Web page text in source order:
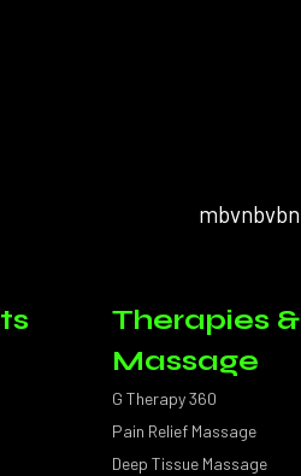
mbvnbvbn
Therapies &
Massage
G Therapy 360
Pain Relief Massage
Deep Tissue Massage